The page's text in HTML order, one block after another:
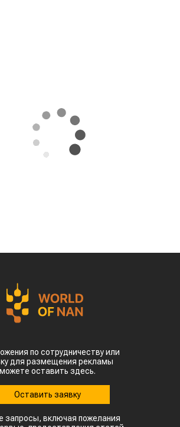
по сотрудничеству или
для размещения рекламы
можете оставить здесь.
Оставить заявку
запросы, включая пожелания